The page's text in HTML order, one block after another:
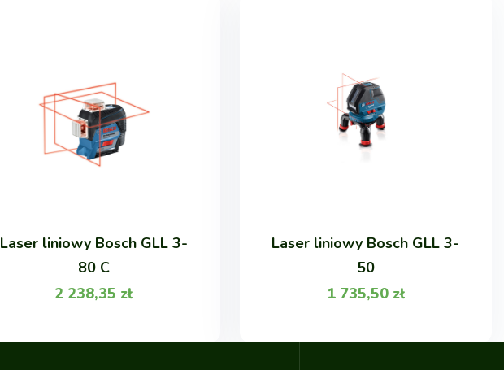
Laser liniowy Bosch GLL 3-
80 C
2 238,35 zł
Laser liniowy Bosch GLL 3-
50
1 735,50 zł